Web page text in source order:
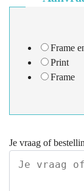
Frame
Print
Frame
Je vraag of